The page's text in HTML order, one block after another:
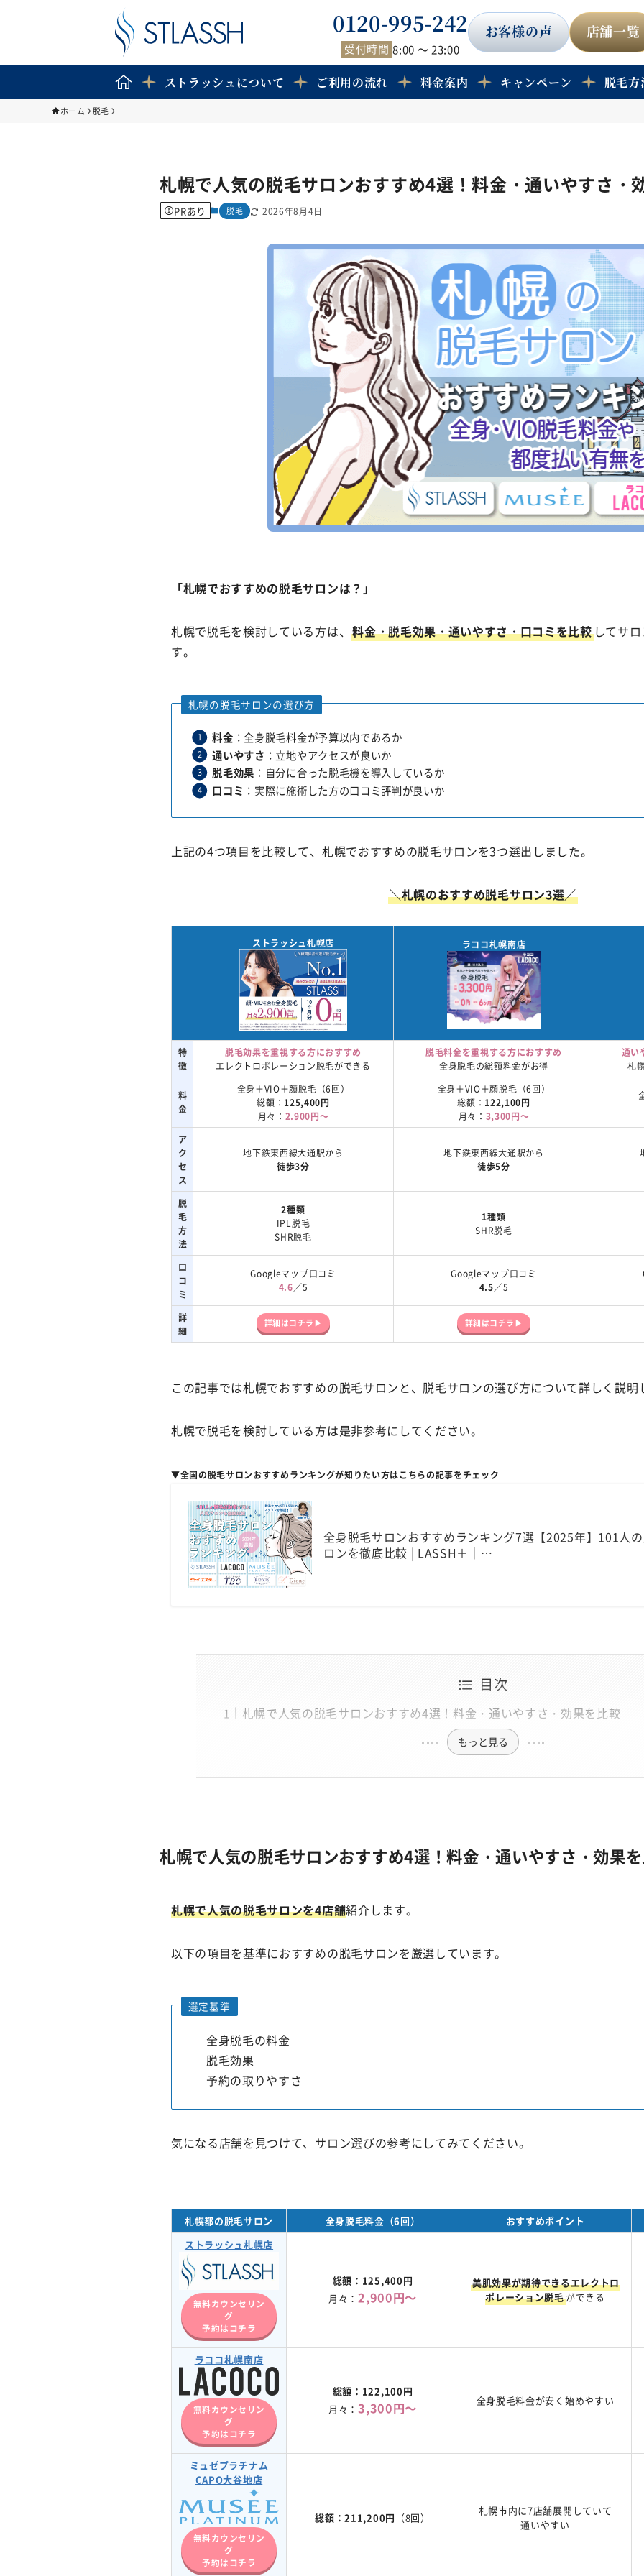
0120-995-242
受付時間 8:00 ～ 23:00
お客様の声 店舗一覧
ストラッシュについて ご利用の流れ 料金案内 キャンペーン 脱毛
ホーム 脱毛
札幌で人気の脱毛サロンおすすめ4選！料金・通いやすさ・
PRあり 脱毛 2026年8月4日
「札幌でおすすめの脱毛サロンは？」
札幌で脱毛を検討している方は、料金・脱毛効果・通いやすさ・口コミを比較してサ
す。
札幌の脱毛サロンの選び方
料金 ：全身脱毛料金が予算以内であるか
通いやすさ ：立地やアクセスが良いか
脱毛効果 ：自分に合った脱毛機を導入しているか
口コミ ：実際に施術した方の口コミ評判が良いか
上記の4つ項目を比較して、札幌でおすすめの脱毛サロンを3つ選出しました。
＼札幌のおすすめ脱毛サロン3選／
ストラッシュ札幌店 ラココ札幌南店
特
徴
脱毛効果を重視する方におすすめ
エレクトロポレーション脱毛ができる
脱毛料金を重視する方におすすめ
全身脱毛の総額料金がお得
通い
札
料
金
全身＋VIO＋顔脱毛（6回）
総額： 125,400円
月々： 2.900円～
全身＋VIO＋顔脱毛（6回）
総額： 122,100円
月々： 3,300円～
ア
ク
セ
ス
地下鉄東西線大通駅から
徒歩3分
地下鉄東西線大通駅から
徒歩5分
脱
毛
方
法
2種類
IPL脱毛
SHR脱毛
1種類
SHR脱毛
口
コ
ミ
Googleマップ口コミ
4.6／5
Googleマップ口コミ
4.5／5
詳
細
詳細はコチラ▶ 詳細はコチラ▶
この記事では札幌でおすすめの脱毛サロンと、脱毛サロンの選び方について詳しく説明
札幌で脱毛を検討している方は是非参考にしてください。
▼全国の脱毛サロンおすすめランキングが知りたい方はこちらの記事をチェック
全身脱毛サロンおすすめランキング7選【2025年】101人
ロンを徹底比較 | LASSH＋｜…
目次
札幌で人気の脱毛サロンおすすめ4選！料金・通いやすさ・効果を比較
もっと見る
札幌で人気の脱毛サロンおすすめ4選！料金・通いやすさ・効果
札幌で人気の脱毛サロンを4店舗紹介します。
以下の項目を基準におすすめの脱毛サロンを厳選しています。
選定基準
全身脱毛の料金
脱毛効果
予約の取りやすさ
気になる店舗を見つけて、サロン選びの参考にしてみてください。
札幌都の脱毛サロン 全身脱毛料金（6回）
おすすめポイント
ストラッシュ札幌店
無料カウンセリン
グ
予約はコチラ
総額：125,400円
月々：2,900円～
美肌効果が期待できるエレクトロ
ポレーション脱毛ができる
ラココ札幌南店
無料カウンセリン
グ
予約はコチラ
総額：122,100円
月々：3,300円～ 全身脱毛料金が安く始めやすい
ミュゼプラチナム
CAPO大谷地店
無料カウンセリン
グ
予約はコチラ
総額：211,200円 （8回）
札幌市内に7店舗展開していて
通いやすい